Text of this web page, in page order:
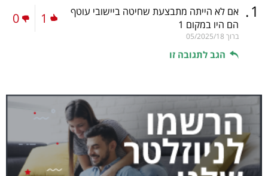
1
. אם לא הייתה מתבצעת שחיטה ביישובי עוטף
הם היו במקום 1
ברוך 05/2025/18
הגב לתגובה זו
1
0